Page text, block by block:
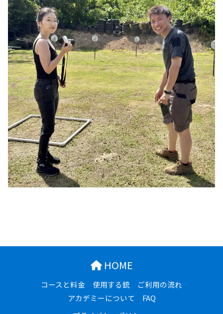
HOME
コースと料金 使用する銃
ご利用の流れ
アカデミーについて
FAQ